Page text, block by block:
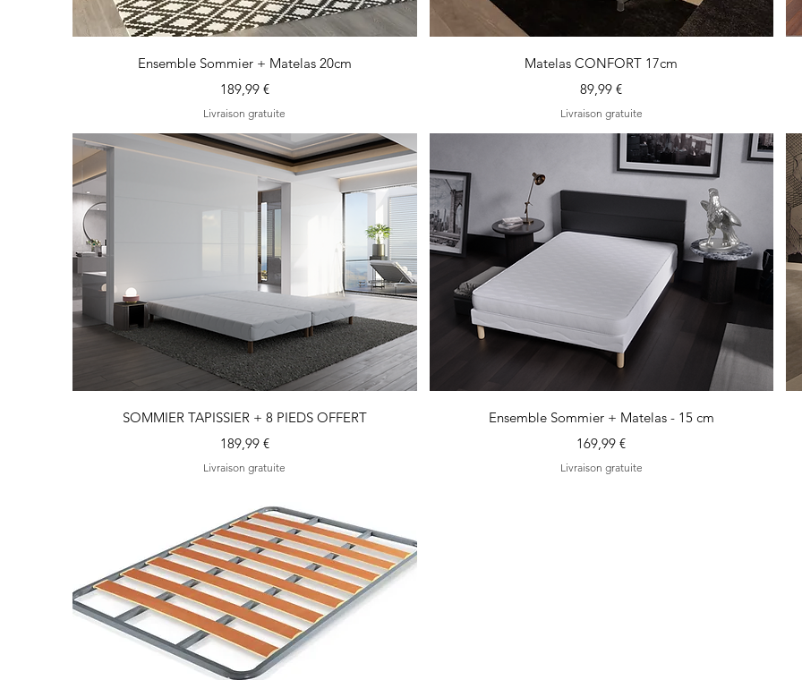
Aperçu rapide
Ensemble Sommier + Matelas 20cm
Prix
189,99 €
Livraison gratuite
Aperçu rapide
Matelas CONFORT 17cm
Prix
89,99 €
Livraison gratuite
Aperçu rapide
SOMMIER TAPISSIER + 8 PIEDS OFFERT
Prix
189,99 €
Livraison gratuite
Aperçu rapide
Ensemble Sommier + Matelas - 15 cm
Prix
169,99 €
Livraison gratuite